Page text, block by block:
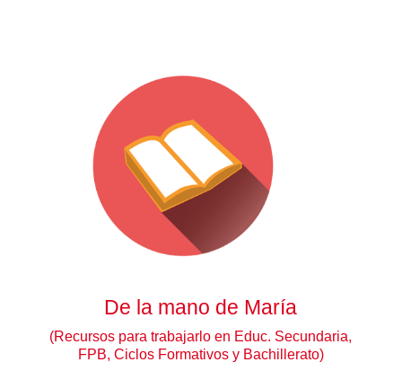
De la mano de María
(Recursos para trabajarlo en Educ. Secundaria,
FPB, Ciclos Formativos y Bachillerato)